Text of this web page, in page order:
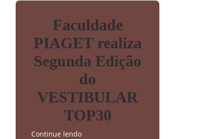
Faculdade
PIAGET realiza
Segunda Edição
do
VESTIBULAR
TOP30
Continue lendo